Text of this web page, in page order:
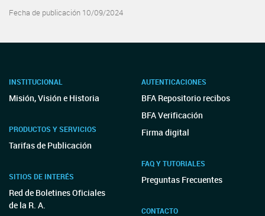
Fecha de publicación 10/09/2024
INSTITUCIONAL
Misión, Visión e Historia
PRODUCTOS Y SERVICIOS
Tarifas de Publicación
SITIOS DE INTERÉS
Red de Boletines Oficiales
de la R. A.
AUTENTICACIONES
BFA Repositorio recibos
BFA Verificación
Firma digital
FAQ Y TUTORIALES
Preguntas Frecuentes
CONTACTO